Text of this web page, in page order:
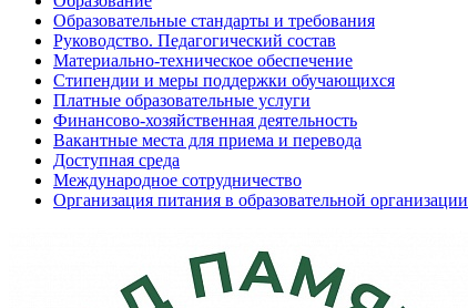
Образовательные стандарты и требования
Руководство. Педагогический состав
Материально-техническое обеспечение
Стипендии и меры поддержки обучающихся
Платные образовательные услуги
Финансово-хозяйственная деятельность
Вакантные места для приема и перевода
Доступная среда
Международное сотрудничество
Организация питания в образовательной организации